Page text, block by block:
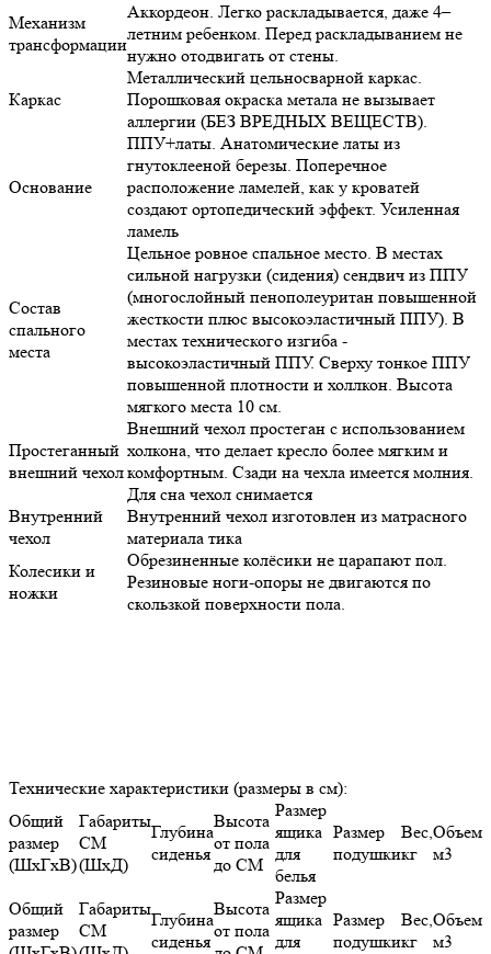
Механизм
трансформации
Аккордеон. Легко раскладывается, даже 4–
летним ребенком. Перед раскладыванием не
нужно отодвигать от стены.
Каркас
Металлический цельносварной каркас.
Порошковая окраска метала не вызывает
аллергии (БЕЗ ВРЕДНЫХ ВЕЩЕСТВ).
Основание
ППУ+латы. Анатомические латы из
гнутоклееной березы. Поперечное
расположение ламелей, как у кроватей
создают ортопедический эффект. Усиленная
ламель
Состав
спального
места
Цельное ровное спальное место. В местах
сильной нагрузки (сидения) сендвич из ППУ
(многослойный пенополеуритан повышенной
жесткости плюс высокоэластичный ППУ). В
местах технического изгиба -
высокоэластичный ППУ. Сверху тонкое ППУ
повышенной плотности и холлкон. Высота
мягкого места 10 см.
Простеганный
внешний чехол
Внешний чехол простеган с использованием
холкона, что делает кресло более мягким и
комфортным. Сзади на чехла имеется молния.
Для сна чехол снимается
Внутренний
чехол
Внутренний чехол изготовлен из матрасного
материала тика
Колесики и
ножки
Обрезиненные колёсики не царапают пол.
Резиновые ноги-опоры не двигаются по
скользкой поверхности пола.
Технические характеристики (размеры в см):
Общий
размер
(ШхГхВ)
Габариты
СМ
(ШхД)
Глубина
сиденья
Высота
от пола
до СМ
Размер
ящика
для
белья
Размер
подушки
Вес,
кг
Объем
м3
Общий
размер
Габариты
СМ
Глубина
сиденья
Высота
от пола
Размер
ящика
для
Размер
подушки
Вес,
кг
Объем
м3